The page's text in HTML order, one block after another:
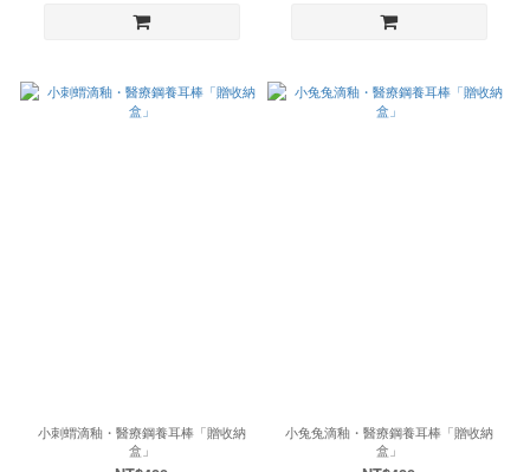
小刺蝟滴釉・醫療鋼養耳棒「贈收納
盒」
小兔兔滴釉・醫療鋼養耳棒「贈收納
盒」